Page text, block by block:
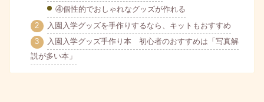
④個性的でおしゃれなグッズが作れる
入園入学グッズを手作りするなら、キットもおすすめ
入園入学グッズ手作り本 初心者のおすすめは「写真解
説が多い本」